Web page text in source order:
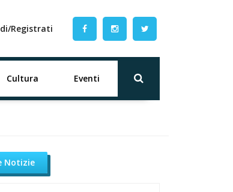
Registrati
Cultura Eventi
Notizie